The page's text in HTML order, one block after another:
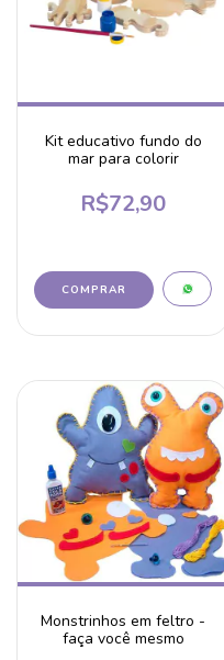
Kit educativo fundo do
mar para colorir
R$72,90
Monstrinhos em feltro -
faça você mesmo